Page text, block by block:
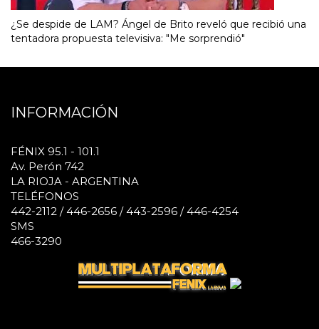
¿Se despide de LAM? Ángel de Brito reveló que recibió una
tentadora propuesta televisiva: "Me sorprendió"
INFORMACIÓN
FÉNIX 95.1 - 101.1
Av. Perón 742
LA RIOJA - ARGENTINA
TELÉFONOS
442-2112 / 446-2656 / 443-2596 / 446-4254
SMS
466-3290